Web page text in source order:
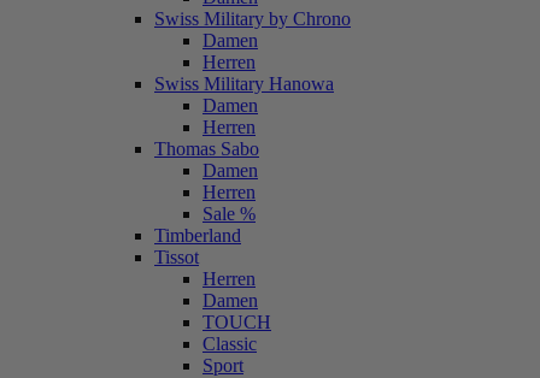
Swiss Military by Chrono
Damen
Herren
Swiss Military Hanowa
Damen
Herren
Thomas Sabo
Damen
Herren
Sale %
Timberland
Tissot
Herren
Damen
TOUCH
Classic
Sport